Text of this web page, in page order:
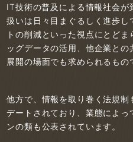
IT技術の普及による情報社会が
扱いは日々目まぐるしく進歩
トの削減といった視点にとど
ッグデータの活用、他企業と
展開の場面でも求められるもの
他方で、情報を取り巻く法規
デートされており、業態によ
ンの類も公表されています。